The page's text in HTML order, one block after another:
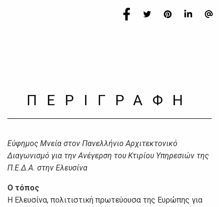
ΠΕΡΙΓΡΑΦΗ
Εύφημος Μνεία στον Πανελλήνιο Αρχιτεκτονικό
Διαγωνισμό για την Ανέγερση του Κτιρίου Υπηρεσιών της
Π.Ε.Δ.Α. στην Ελευσίνα
Ο τόπος
Η Ελευσίνα, πολιτιστική πρωτεύουσα της Ευρώπης για